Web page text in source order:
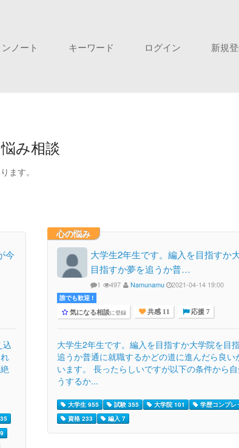
ノート キーワード ログイン
新規
み相談
ます。
今
込
心の悩み
大学生2年生です。編入を目指すか
目指すか夢を追うか普…
1 497 Namunamu 2021-04-14 19:00
誰でも歓迎 !
気になる相談に登録 共感 11 応援 7
大学生2年生です。編入を目指すか大学院を目
追うか普通に就職するかどの道に進んだら良い
います。 長ったらしいですが以下の条件から
うするか...
大学生 955 試験 355 大学院 101
学歴コンプレ
資格 233
編入 7